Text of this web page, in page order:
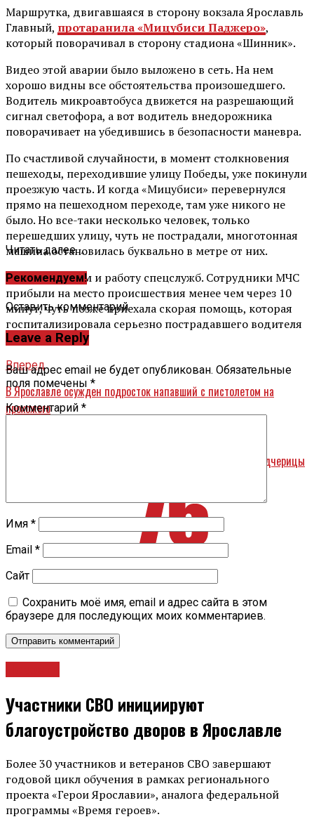
Маршрутка, двигавшаяся в сторону вокзала Ярославль
Главный, протаранила «Мицубиси Паджеро»,
который поворачивал в сторону стадиона «Шинник».
Видео этой аварии было выложено в сеть. На нем
хорошо видны все обстоятельства произошедшего.
Водитель микроавтобуса движется на разрешающий
сигнал светофора, а вот водитель внедорожника
поворачивает на убедившись в безопасности маневра.
По счастливой случайности, в момент столкновения
пешеходы, переходившие улицу Победы, уже покинули
проезжую часть. И когда «Мицубиси» перевернулся
прямо на пешеходном переходе, там уже никого не
было. Но все-таки несколько человек, только
перешедших улицу, чуть не пострадали, многотонная
машина остановилась буквально в метре от них.
Так же отметим и работу спецслужб. Сотрудники МЧС
прибыли на место происшествия менее чем через 10
минут, чуть позже приехала скорая помощь, которая
госпитализировала серьезно пострадавшего водителя
«Мицубиси».
Вперед
В Ярославле осужден подросток напавший с пистолетом на
прохожего
В Рыбинском районе отчим застрелил сожителя своей падчерицы
Читать далее ...
Рекомендуем!
Оставить комментарий
Leave a Reply
Ваш адрес email не будет опубликован. Обязательные
поля помечены *
Комментарий *
Имя *
Email *
Сайт
Сохранить моё имя, email и адрес сайта в этом
браузере для последующих моих комментариев.
Участники СВО инициируют
благоустройство дворов в Ярославле
Более 30 участников и ветеранов СВО завершают
годовой цикл обучения в рамках регионального
проекта «Герои Ярославии», аналога федеральной
программы «Время героев».